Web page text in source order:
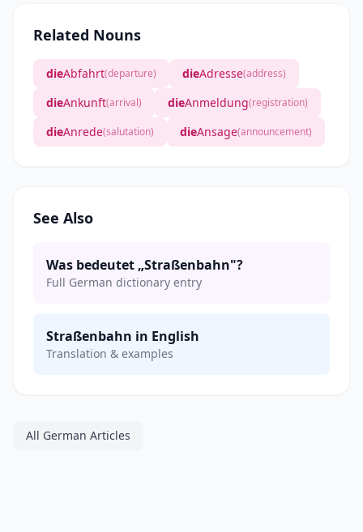
Related Nouns
dieAbfahrt(departure) dieAdresse(address)
dieAnkunft(arrival) dieAnmeldung(registration)
dieAnrede(salutation) dieAnsage(announcement)
See Also
Was bedeutet „Straßenbahn"?
Full German dictionary entry
Straßenbahn in English
Translation & examples
All German Articles